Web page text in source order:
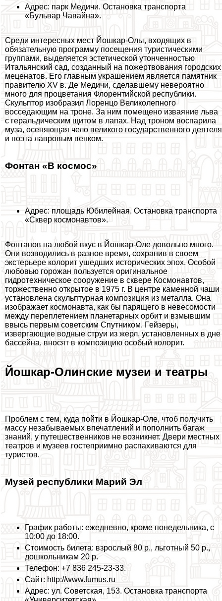
Адрес: парк Медичи. Остановка трaнcпорта
«Бульвар Чавайна».
Среди интересных мест Йошкар-Олы, входящих в
обязательную программу посещения туристическими
группами, выделяется эстетической утонченностью
Итальянский сад, созданный на пожертвования городских
меценатов. Его главным украшением является памятник
правителю XV в. Де Медичи, сделавшему невероятно
много для процветания Флорентийской республики.
Скульптор изобразил Лоренцо Великолепного
восседающим на троне. За ним помещено изваяние льва
с геральдическим щитом в лапах. Над троном воспарила
муза, осеняющая чело великого государственного деятеля
и поэта лавровым венком.
Фонтан «В космос»
Адрес: площадь Юбилейная. Остановка трaнcпорта
«Сквер космонавтов».
Фонтанов на любой вкус в Йошкар-Оле довольно много.
Они возводились в разное время, сохранив в своем
экстерьере колорит ушедших исторических эпох. Особой
любовью горожан пользуется оригинальное
гидротехническое сооружение в сквере Космонавтов,
торжественно открытое в 1975 г. В центре каменной чаши
установлена скульптурная композиция из металла. Она
изображает космонавта, как бы парящего в невесомости
между переплетением планетарных орбит и взмывшим
ввысь первым советским Спутником. Гeйзеры,
извергающие водные струи из жерл, установленных в дне
бассейна, вносят в композицию особый колорит.
Йошкар-Олинские музеи и театры
Проблем с тем, куда пойти в Йошкар-Оле, чтоб получить
массу незабываемых впечатлений и пополнить багаж
знаний, у путешественников не возникнет. Двери местных
театров и музеев гостеприимно распахиваются для
туристов.
Музей республики Марий Эл
График работы: ежедневно, кроме понедельника, с
10:00 до 18:00.
Стоимость билета: взрослый 80 р., льготный 50 р.,
дошкольникам 20 р.
Телефон: +7 836 245-23-33.
Сайт: http://www.fumus.ru
Адрес: ул. Советская, 153. Остановка трaнcпорта